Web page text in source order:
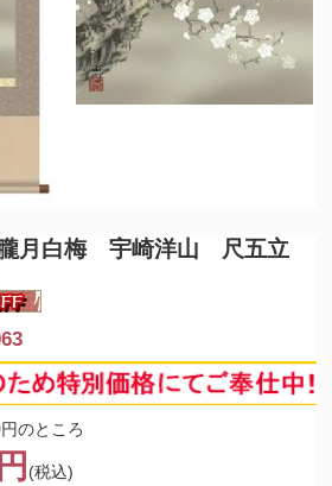
月白梅 宇崎洋山 尺五立
のところ
(税込)